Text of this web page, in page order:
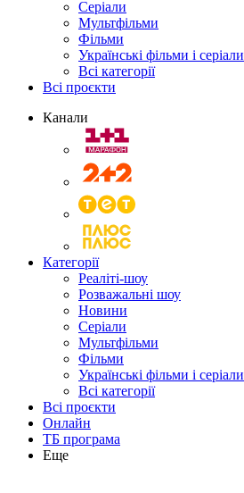
Серіали
Мультфільми
Фільми
Українські фільми і серіали
Всі категорії
Всі проєкти
Канали
Категорії
Реаліті-шоу
Розважальні шоу
Новини
Серіали
Мультфільми
Фільми
Українські фільми і серіали
Всі категорії
Всі проєкти
Онлайн
ТБ програма
Еще